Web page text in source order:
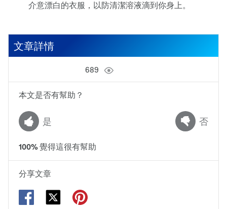
介意漂白的衣服，以防清潔溶液滴到你身上。
文章詳情
689
本文是否有幫助？
是 否
100%覺得這很有幫助
分享文章